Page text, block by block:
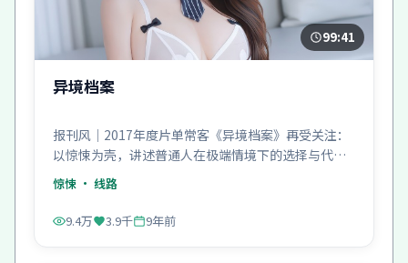
99:41
异境档案
报刊风｜2017年度片单常客《异境档案》再受关注：
以惊悚为壳，讲述普通人在极端情境下的选择与代
价。
惊悚 · 线路
9.4万 3.9千 9年前